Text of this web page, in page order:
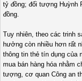
tỷ đồng; đối tượng
đồng.
Tuy nhiên, theo các trinh
hưởng còn nhiều hơn rất
thông tin thẻ tín dụng của
mua bán hàng hóa nhằm
tượng, cơ quan Công an